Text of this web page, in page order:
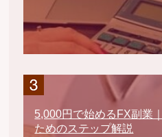
5,000円で始めるFX副業
ためのステップ解説